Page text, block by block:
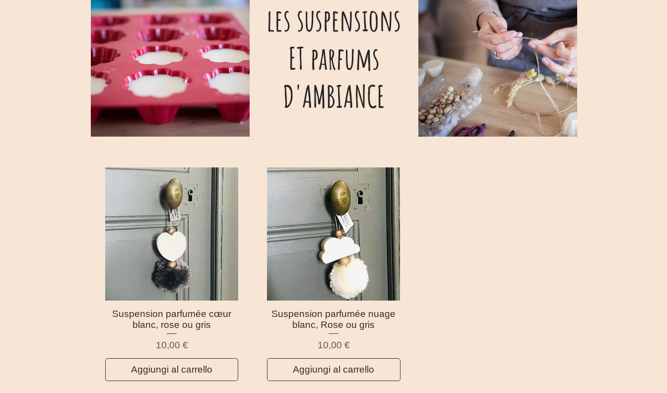
les suspensions
ET parfums
D'AMBIANCE
Vista rapida
Suspension parfumée cœur
blanc, rose ou gris
Prezzo
10,00 €
Aggiungi al carrello
Vista rapida
Suspension parfumée nuage
blanc, Rose ou gris
Prezzo
10,00 €
Aggiungi al carrello